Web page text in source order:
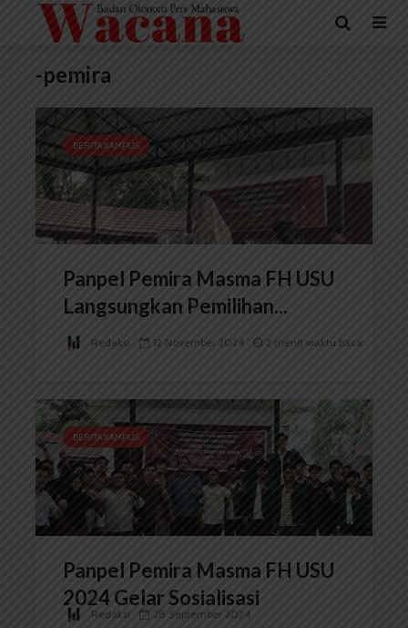
-pemira
BERITA KAMPUS
Panpel Pemira Masma FH USU
Langsungkan Pemilihan...
Redaksi 12 November 2024 2 menit waktu baca
BERITA KAMPUS
Panpel Pemira Masma FH USU
2024 Gelar Sosialisasi
Redaksi
28 September 2024